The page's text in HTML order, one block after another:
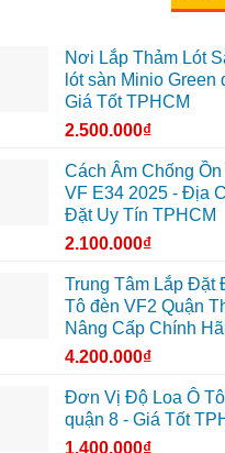
Nơi Lắp Thảm Lót
lót sàn Minio Green
Giá Tốt TPHCM
2.500.000₫
Cách Âm Chống
VF E34 2025 - Địa
Đặt Uy Tín TPHCM
2.100.000₫
Trung Tâm Lắp Đặt
Tô đèn VF2 Quận
Nâng Cấp Chính
4.200.000₫
Đơn Vị Độ Loa Ô
quận 8 - Giá Tốt
1.400.000₫